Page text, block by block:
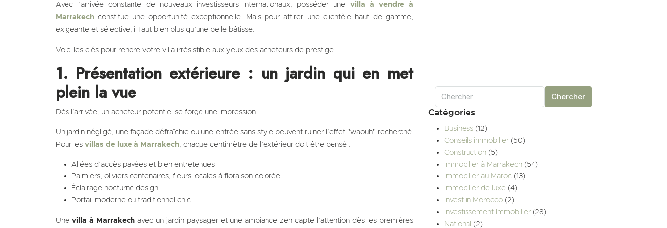
Avec l’arrivée constante de nouveaux investisseurs internationaux, posséder une villa à vendre à
Marrakech constitue une opportunité exceptionnelle. Mais pour attirer une clientèle haut de gamme,
exigeante et sélective, il faut bien plus qu’une belle bâtisse.
Voici les clés pour rendre votre villa irrésistible aux yeux des acheteurs de prestige.
1. Présentation extérieure : un jardin qui en met
plein la vue
Dès l’arrivée, un acheteur potentiel se forge une impression.
Un jardin négligé, une façade défraîchie ou une entrée sans style peuvent ruiner l’effet "waouh" recherché.
Pour les villas de luxe à Marrakech , chaque centimètre de l’extérieur doit être pensé :
Allées d’accès pavées et bien entretenues
Palmiers, oliviers centenaires, fleurs locales à floraison colorée
Éclairage nocturne design
Portail moderne ou traditionnel chic
Une villa à Marrakechavec un jardin paysager et une ambiance zen capte l’attention dès les premières
Chercher
Catégories
Business (12)
Conseils immobilier (50)
Construction (5)
Immobilier à Marrakech (54)
Immobilier au Maroc (13)
Immobilier de luxe (4)
Invest in Morocco (2)
Investissement Immobilier (28)
National (2)